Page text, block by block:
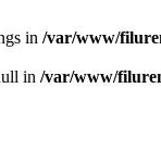
in /var/www/
in /var/www/